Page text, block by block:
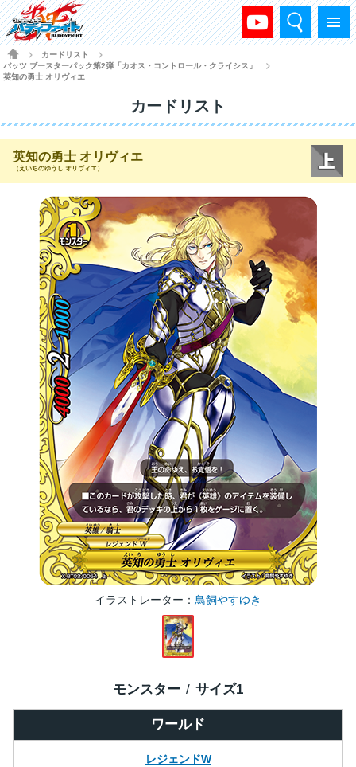
メニュー
検索
HOME
カードリスト
バッツ ブースターパック第2弾「カオス・コントロール・クライシス」
英知の勇士 オリヴィエ
カードリスト
英知の勇士 オリヴィエ
（えいちのゆうし オリヴィエ）
イラストレーター 鳥飼やすゆき
ワールド
レジェンドW
モンスター サイズ1